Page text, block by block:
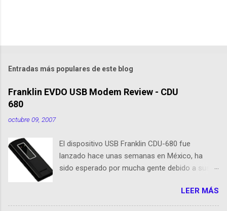
Entradas más populares de este blog
Franklin EVDO USB Modem Review - CDU
680
octubre 09, 2007
El dispositivo USB Franklin CDU-680 fue
lanzado hace unas semanas en México, ha
sido esperado por mucha gente debido a sus
tamaño es 1/3 parte de EvDO Modems como
Kyocera 650 o Audiovox 5740. En esta nueva
LEER MÁS